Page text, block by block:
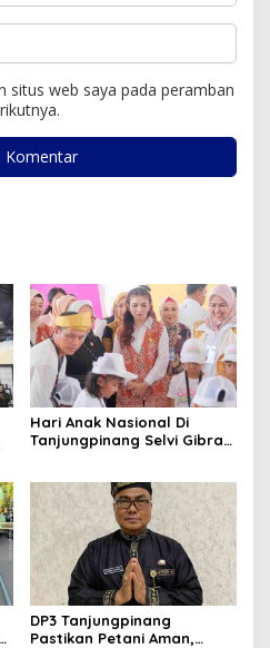
situs web saya pada peramban
Hari Anak Nasional Di
Tanjungpinang Selvi Gibran
DP3 Tanjungpinang
Pastikan Petani Aman,